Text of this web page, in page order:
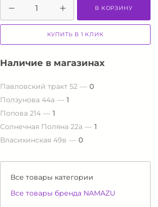
В КОРЗИНУ
КУПИТЬ В 1 КЛИК
Наличие в магазинах
Павловский тракт 52
0
Ползунова 44а
1
Попова 214
1
Солнечная Поляна 22а
1
Власихинская 49в
0
Все товары категории
Все товары бренда NAMAZU